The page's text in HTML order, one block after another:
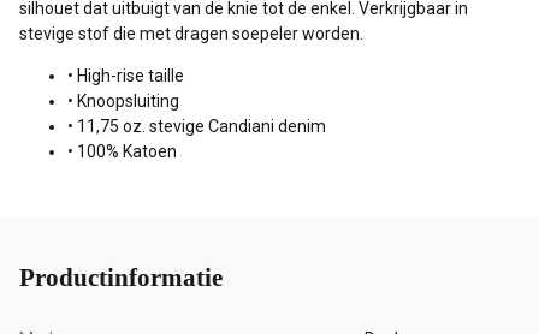
silhouet dat uitbuigt van de knie tot de enkel. Verkrijgbaar in
stevige stof die met dragen soepeler worden.
• High-rise taille
• Knoopsluiting
• 11,75 oz. stevige Candiani denim
• 100% Katoen
Productinformatie